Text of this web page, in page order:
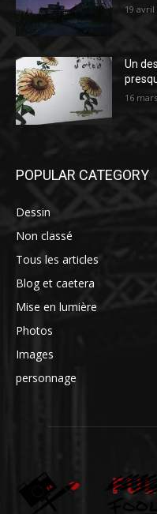
19 avril
Un
16
POPULAR CATEGORY
Dessin
Non classé
Tous les articles
Blog et caetera
Mise en lumière
Photos
Images
personnage